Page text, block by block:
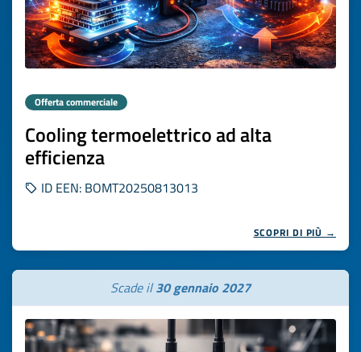
Offerta commerciale
Cooling termoelettrico ad alta
efficienza
ID EEN: BOMT20250813013
SCOPRI DI PIÙ →
Scade il30 gennaio 2027